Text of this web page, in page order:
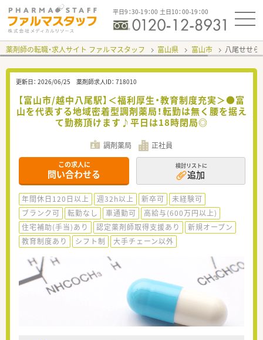
平日9：30-19：00 土日10：00-19：00
薬剤師の転職・求人サイト ファルマスタッフ 富山県 富山市 八尾せせら
更新日： 2026/06/25 薬剤師求人ID： 718010
【富山市/越中八尾駅】＜福利厚生・教育制度充実＞●富
山を代表する地域密着型調剤薬局！転勤は無く腰を据え
て勤務頂けます♪平日は18時閉局◎
調剤薬局 正社員
この求人に
問い合わせる
検討リストに
追加
年間休日120日以上 週32h以上 新卒可
未経験可
ブランク可
転勤なし 車通勤可
高給与(600万円以上)
住宅補助(手当)あり
認定薬剤師取得支援あり
新規オープン
教育制度あり
シフト制 大手チェーン以外